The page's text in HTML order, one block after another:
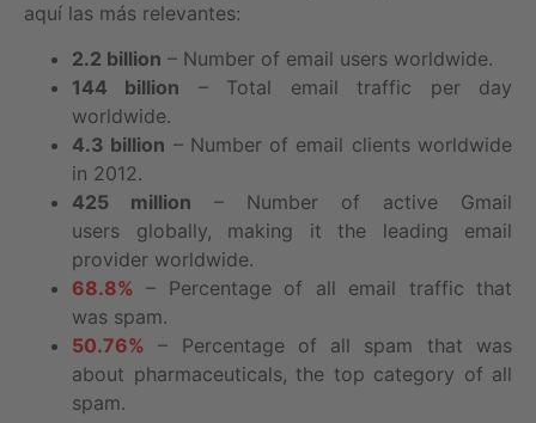
aquí las más relevantes:
2.2 billion – Number of email users worldwide.
144 billion – Total email traffic per day
worldwide.
4.3 billion – Number of email clients worldwide
in 2012.
425 million – Number of active Gmail
users globally, making it the leading email
provider worldwide.
68.8% – Percentage of all email traffic that
was spam.
50.76% – Percentage of all spam that was
about pharmaceuticals, the top category of all
spam.